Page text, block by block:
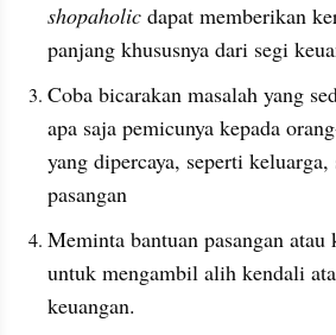
shopaholic dapat memberikan
panjang khususnya dari segi
Coba bicarakan masalah yang
apa saja pemicunya kepada
yang dipercaya, seperti keluarga,
pasangan
Meminta bantuan pasangan atau
untuk mengambil alih kendali
keuangan.